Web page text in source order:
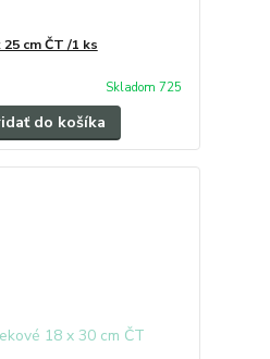
cm ČT /1 ks
Skladom 725
do košíka